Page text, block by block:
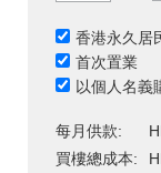
香港永久居
首次置業
以個人名義
每月供款:
買樓總成本: